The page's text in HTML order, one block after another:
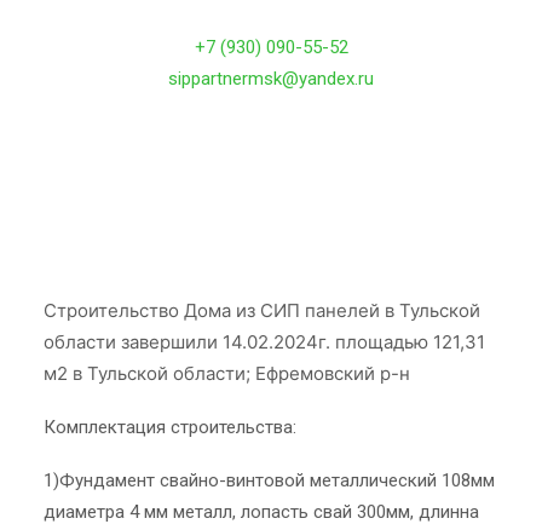
+7 (930) 090-55-52
sippartnermsk@yandex.ru
Строительство Дома из СИП панелей в Тульской
области завершили 14.02.2024г. площадью 121,31
м2 в Тульской области; Ефремовский р-н
Комплектация строительства:
1)Фундамент свайно-винтовой металлический 108мм
диаметра 4 мм металл, лопасть свай 300мм, длинна